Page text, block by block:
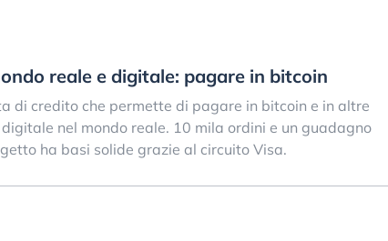
reale e digitale: pagare in bitcoin
di credito che permette di pagare in bitcoin e in altre
nel mondo reale. 10 mila ordini e un guadagno
ha basi solide grazie al circuito Visa.